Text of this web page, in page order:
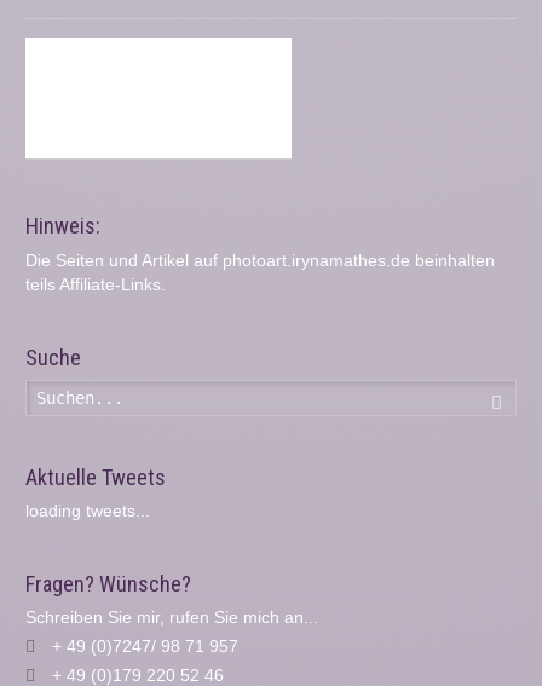
Hinweis:
Die Seiten und Artikel auf photoart.irynamathes.de beinhalten
teils Affiliate-Links.
Suche
Aktuelle Tweets
loading tweets...
Fragen? Wünsche?
Schreiben Sie mir, rufen Sie mich an...
+ 49 (0)7247/ 98 71 957
+ 49 (0)179 220 52 46